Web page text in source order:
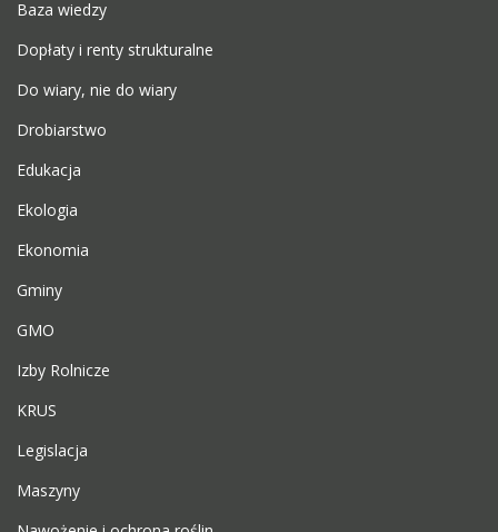
Baza wiedzy
Dopłaty i renty strukturalne
Do wiary, nie do wiary
Drobiarstwo
Edukacja
Ekologia
Ekonomia
Gminy
GMO
Izby Rolnicze
KRUS
Legislacja
Maszyny